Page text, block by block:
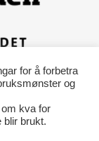
for å forbetra
og
kva for
blir brukt.